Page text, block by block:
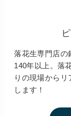
落花生専門店の
140年以上。落
りの現場から
します！